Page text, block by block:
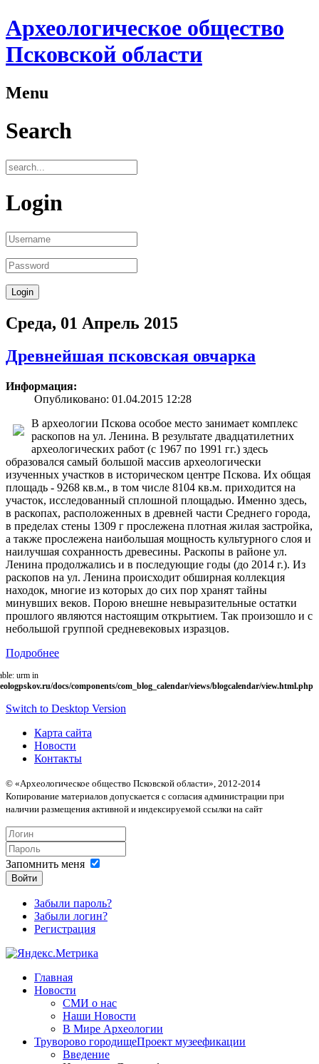
Археологическое общество
Псковской области
Menu
Search
Login
Среда, 01 Апрель 2015
Древнейшая псковская овчарка
Информация:
Опубликовано: 01.04.2015 12:28
В археологии Пскова особое место занимает комплекс
раскопов на ул. Ленина. В результате двадцатилетних
археологических работ (с 1967 по 1991 гг.) здесь
образовался самый большой массив археологически
изученных участков в историческом центре Пскова. Их общая
площадь - 9268 кв.м., в том числе 8104 кв.м. приходится на
участок, исследованный сплошной площадью. Именно здесь,
в раскопах, расположенных в древней части Среднего города,
в пределах стены 1309 г прослежена плотная жилая застройка,
а также прослежена наибольшая мощность культурного слоя и
наилучшая сохранность древесины. Раскопы в районе ул.
Ленина продолжались и в последующие годы (до 2014 г.). Из
раскопов на ул. Ленина происходит обширная коллекция
находок, многие из которых до сих пор хранят тайны
минувших веков. Порою внешне невыразительные остатки
прошлого являются настоящим открытием. Так произошло и с
небольшой группой средневековых изразцов.
Подробнее
urm in
docs/components/com_blog_calendar/views/blogcalendar/view.html.php
Switch to Desktop Version
Карта сайта
Новости
Контакты
© «Археологическое общество Псковской области», 2012-2014
Копирование материалов допускается с согласия администрации при
наличии размещения активной и индексируемой ссылки на сайт
Запомнить меня
Войти
Забыли пароль?
Забыли логин?
Регистрация
Главная
Новости
СМИ о нас
Наши Новости
В Мире Археологии
Труворово городищеПроект музеефикации
Введение